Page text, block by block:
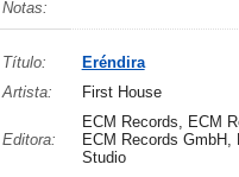
Notas:
Título:
Eréndira
Artista:
First House
Editora:
ECM Records, ECM
ECM Records GmbH,
Studio